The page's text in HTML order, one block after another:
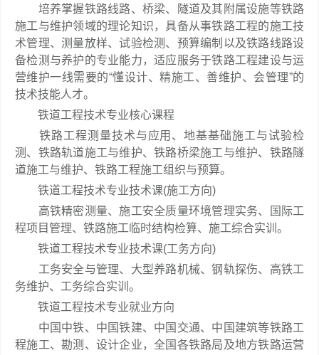
培养掌握铁路线路、桥梁、隧道及其附属设施等铁路
施工与维护领域的理论知识，具备从事铁路工程的施工技
术管理、测量放样、试验检测、预算编制以及铁路线路设
备检测与养护的专业能力，适应服务于铁路工程建设与运
营维护一线需要的“懂设计、精施工、善维护、会管理”的
技术技能人才。
铁道工程技术专业核心课程
铁路工程测量技术与应用、地基基础施工与试验检
测、铁路轨道施工与维护、铁路桥梁施工与维护、铁路隧
道施工与维护、铁路工程施工组织与预算。
铁道工程技术专业技术课(施工方向)
高铁精密测量、施工安全质量环境管理实务、国际工
程项目管理、铁路施工临时结构检算、施工综合实训。
铁道工程技术专业技术课(工务方向)
工务安全与管理、大型养路机械、钢轨探伤、高铁工
务维护、工务综合实训。
铁道工程技术专业就业方向
中国中铁、中国铁建、中国交通、中国建筑等铁路工
程施工、勘测、设计企业，全国各铁路局及地方铁路运营